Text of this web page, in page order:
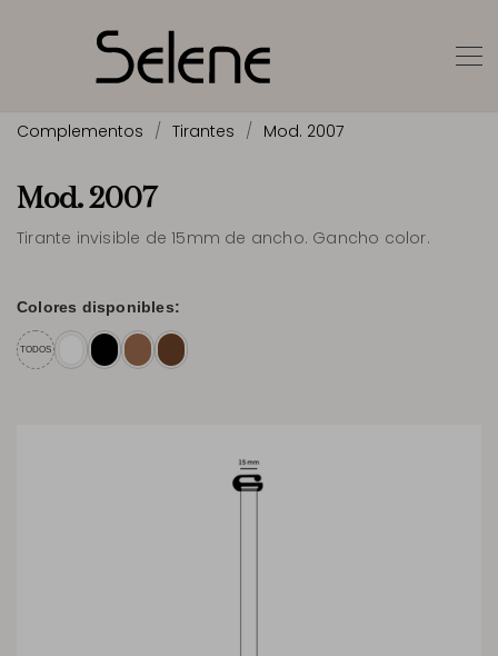
Complementos Tirantes Mod. 2007
Mod. 2007
Tirante invisible de 15mm de ancho. Gancho color.
Colores disponibles:
TODOS